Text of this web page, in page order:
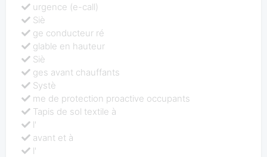
urgence (e-call)
Siè
ge conducteur ré
glable en hauteur
Siè
ges avant chauffants
Systè
me de protection proactive occupants
Tapis de sol textile à
l'
avant et à
l'